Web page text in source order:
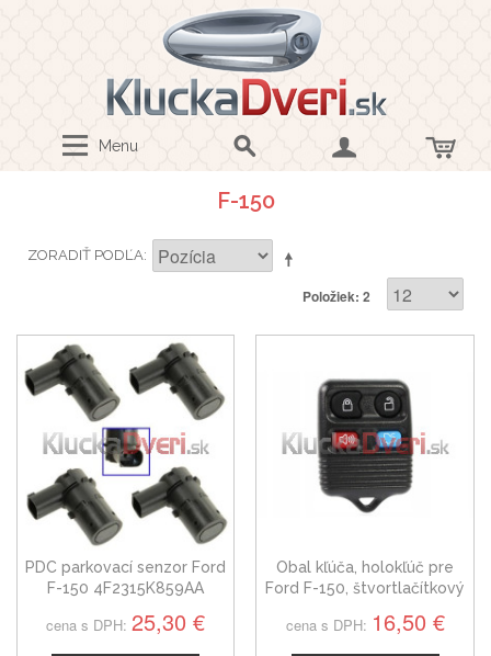
Menu
F-150
ZORADIŤ PODĽA
Položiek: 2
PDC parkovací senzor Ford
F-150 4F2315K859AA
cena s DPH: 25,30 €
Obal kľúča, holokľúč pre
Ford F-150, štvortlačítkový
cena s DPH: 16,50 €